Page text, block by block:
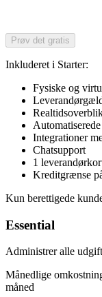
Prøv det gratis
Inkluderet i Starter:
Fysiske og
Integrationer
Chatsupport
1
Kreditgrænse
Kun berettigede
Essential
Administrer alle
Månedlige
måned